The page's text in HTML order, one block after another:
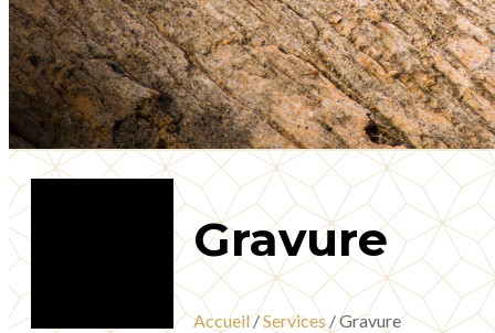
Gravure
Accueil/Services/ Gravure